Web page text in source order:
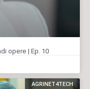
opere | Ep. 10
AGRINET4TECH